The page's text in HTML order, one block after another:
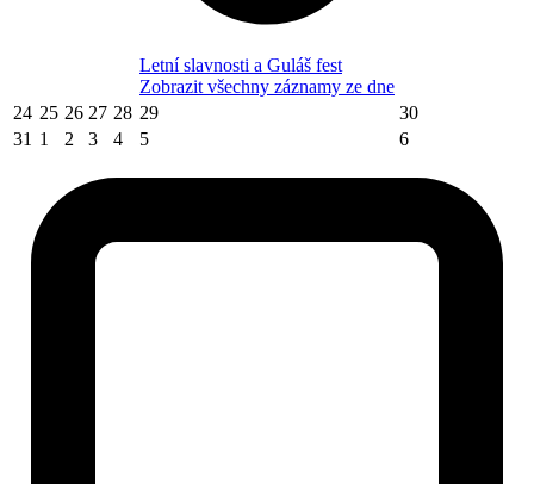
Letní slavnosti a Guláš fest
Zobrazit všechny záznamy ze dne
24 25 26 27 28 29
30
31 1 2 3 4 5 6